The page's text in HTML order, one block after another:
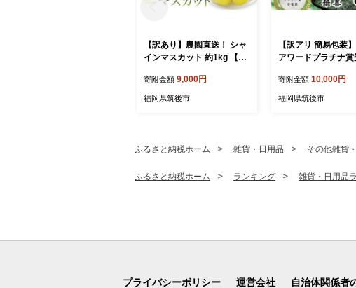
【訳あり】農園直送！ シャ
インマスカット 約1kg 【20
発送予定】 ぶどう マスカッ
ト 果物 フルーツ
寄附金額 9,000円
福岡県筑後市
【訳アリ 簡易包装
アワードプラチナ賞
茶 「煎茶 華喜
80g×8袋 お茶 日本茶
寄附金額 10,000円
福岡県筑後市
ふるさと納税ホーム 雑貨・日用品 その他雑貨
ふるさと納税ホーム ランキング 雑貨・日用品
プライバシーポリシー 運営会社 自治体関係者